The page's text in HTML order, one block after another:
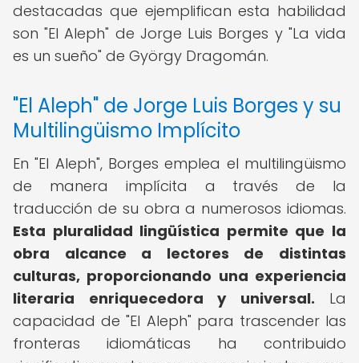
destacadas que ejemplifican esta habilidad
son "El Aleph" de Jorge Luis Borges y "La vida
es un sueño" de György Dragomán.
"El Aleph" de Jorge Luis Borges y su
Multilingüismo Implícito
En "El Aleph", Borges emplea el multilingüismo
de manera implícita a través de la
traducción de su obra a numerosos idiomas.
Esta pluralidad lingüística permite que la
obra alcance a lectores de distintas
culturas, proporcionando una experiencia
literaria enriquecedora y universal. La
capacidad de "El Aleph" para trascender las
fronteras idiomáticas ha contribuido